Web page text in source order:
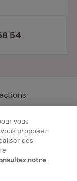
54
soleil homme
soleil enfant
vous
proposer
des
notre